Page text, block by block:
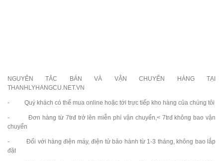
NGUYÊN TẮC BÁN VÀ VẬN CHUYỂN HÀNG TẠI
THANHLYHANGCU.NET.VN
- Quý khách có thể mua online hoặc tới trực tiếp kho hàng của chúng tôi
- Đơn hàng từ 7trđ trở lên miễn phí vận chuyển,< 7trđ không bao vận
chuyển
- Đối với hàng điện máy, điện tử bảo hành từ 1-3 tháng, không bao lắp
đặt